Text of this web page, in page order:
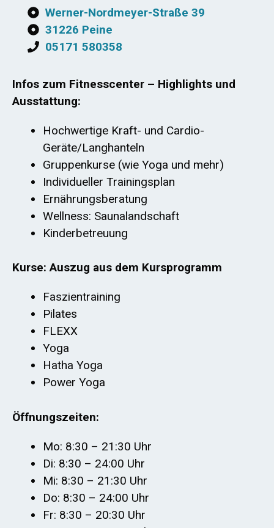
Werner-Nordmeyer-Straße 39
31226 Peine
05171 580358
Infos zum Fitnesscenter – Highlights und
Ausstattung:
Hochwertige Kraft- und Cardio-
Geräte/Langhanteln
Gruppenkurse (wie Yoga und mehr)
Individueller Trainingsplan
Ernährungsberatung
Wellness: Saunalandschaft
Kinderbetreuung
Kurse: Auszug aus dem Kursprogramm
Faszientraining
Pilates
FLEXX
Yoga
Hatha Yoga
Power Yoga
Öffnungszeiten:
Mo: 8:30 – 21:30 Uhr
Di: 8:30 – 24:00 Uhr
Mi: 8:30 – 21:30 Uhr
Do: 8:30 – 24:00 Uhr
Fr: 8:30 – 20:30 Uhr